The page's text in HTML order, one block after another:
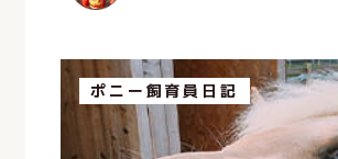
ポニー飼育員日記